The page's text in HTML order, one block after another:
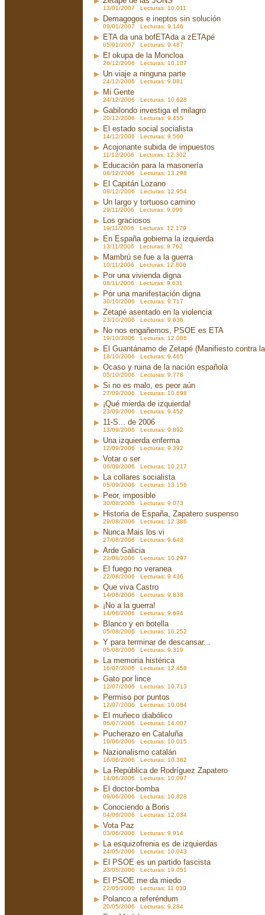
13/01/2007 Lecturas: 10.011
Demagogos e ineptos sin solución
09/01/2007 Lecturas: 9.146
ETA da una bofETAda a zETApé
05/01/2007 Lecturas: 9.487
El okupa de la Moncloa
26/12/2006 Lecturas: 10.107
Un viaje a ninguna parte
24/12/2006 Lecturas: 9.081
Mi Gente
24/12/2006 Lecturas: 10.628
Gabilondo investiga el milagro
20/12/2006 Lecturas: 9.455
El estado social socialista
14/12/2006 Lecturas: 9.560
Acojonante subida de impuestos
11/12/2006 Lecturas: 12.302
Educación para la masonería
08/12/2006 Lecturas: 13.298
El Capitán Lozano
08/12/2006 Lecturas: 12.954
Un largo y tortuoso camino
29/11/2006 Lecturas: 9.096
Los graciosos
19/11/2006 Lecturas: 12.179
En España gobierna la izquierda
13/11/2006 Lecturas: 9.762
Mambrú se fue a la guerra
10/11/2006 Lecturas: 12.806
Por una vivienda digna
08/11/2006 Lecturas: 9.631
Por una manifestación digna
30/10/2006 Lecturas: 9.717
Zetapé asentado en la violencia
23/10/2006 Lecturas: 9.636
No nos engañemos, PSOE es ETA
19/10/2006 Lecturas: 12.086
El Guantánamo de Zetapé (Manifiesto contra
18/10/2006 Lecturas: 9.465
Ocaso y ruina de la nación española
05/10/2006 Lecturas: 9.778
Si no es malo, es peor aún
27/09/2006 Lecturas: 10.698
¡Qué mierda de izquierda!
23/09/2006 Lecturas: 9.452
11-S... de 2006
13/09/2006 Lecturas: 9.892
Una izquierda enferma
12/09/2006 Lecturas: 9.392
Votar o ser
06/09/2006 Lecturas: 10.217
La collares socialista
05/09/2006 Lecturas: 13.156
Peor, imposible
30/08/2006 Lecturas: 9.073
Historia de España, Zapatero suspenso
29/08/2006 Lecturas: 12.386
Nunca Mais los vi
27/08/2006 Lecturas: 9.643
Arde Galicia
22/08/2006 Lecturas: 10.297
El fuego no veranea
22/08/2006 Lecturas: 9.436
Que viva Castro
14/08/2006 Lecturas: 9.838
¡No a la guerra!
14/08/2006 Lecturas: 9.694
Blanco y en botella
05/08/2006 Lecturas: 10.252
Y para terminar de descansar...
05/08/2006 Lecturas: 9.319
La memoria histérica
16/07/2006 Lecturas: 12.458
Gato por lince
12/07/2006 Lecturas: 10.713
Permiso por puntos
12/07/2006 Lecturas: 10.084
El muñeco diabólico
06/07/2006 Lecturas: 14.007
Pucherazo en Cataluña
19/06/2006 Lecturas: 10.015
Nazionalismo catalán
16/06/2006 Lecturas: 10.382
La República de Rodríguez Zapatero
14/06/2006 Lecturas: 10.097
El doctor-bomba
09/06/2006 Lecturas: 10.828
Conociendo a Boris
04/06/2006 Lecturas: 12.034
Vota Paz
03/06/2006 Lecturas: 9.914
La esquizofrenia es de izquierdas
24/05/2006 Lecturas: 10.043
El PSOE es un partido fascista
23/05/2006 Lecturas: 19.051
El PSOE me da miedo
22/05/2006 Lecturas: 11.030
Polanco a referéndum
20/05/2006 Lecturas: 9.284